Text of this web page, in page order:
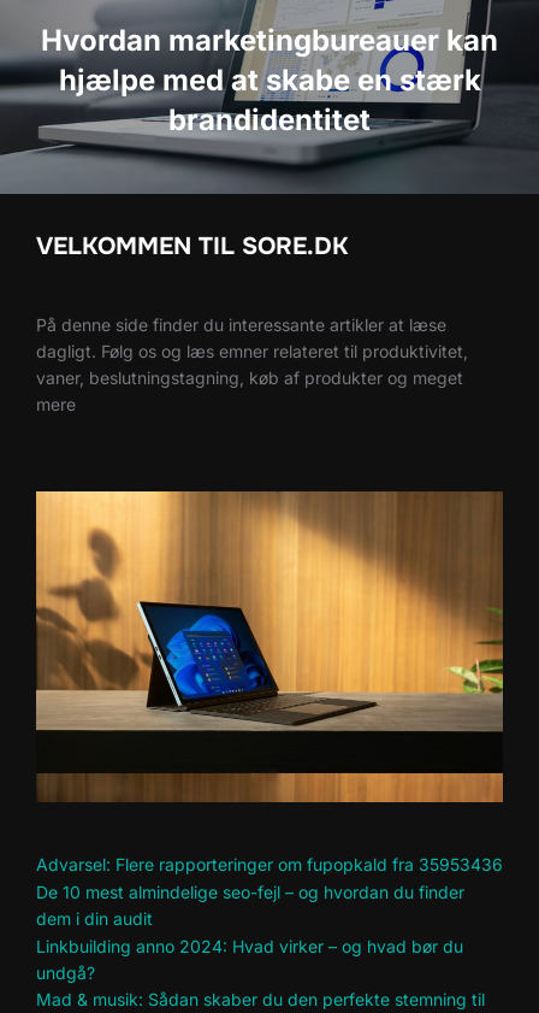
Hvordan marketingbureauer kan
hjælpe med at skabe en stærk
brandidentitet
VELKOMMEN TIL SORE.DK
På denne side finder du interessante artikler at læse
dagligt. Følg os og læs emner relateret til produktivitet,
vaner, beslutningstagning, køb af produkter og meget
mere
Advarsel: Flere rapporteringer om fupopkald fra 35953436
De 10 mest almindelige seo-fejl – og hvordan du finder
dem i din audit
Linkbuilding anno 2024: Hvad virker – og hvad bør du
undgå?
Mad & musik: Sådan skaber du den perfekte stemning til